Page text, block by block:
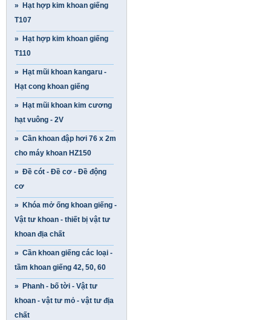
» Hạt hợp kim khoan giếng
T107
» Hạt hợp kim khoan giếng
T110
» Hạt mũi khoan kangaru -
Hạt cong khoan giếng
» Hạt mũi khoan kim cương
hạt vuông - 2V
» Cần khoan đập hơi 76 x 2m
cho máy khoan HZ150
» Đề cót - Đề cơ - Đề động
cơ
» Khóa mở ống khoan giếng -
Vật tư khoan - thiết bị vật tư
khoan địa chất
» Cần khoan giếng các loại -
tầm khoan giếng 42, 50, 60
» Phanh - bố tời - Vật tư
khoan - vật tư mỏ - vật tư địa
chất